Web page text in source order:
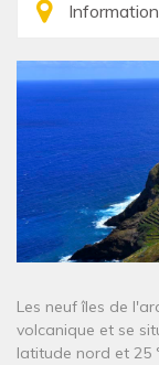
Les neuf îles de
volcanique et se
latitude nord et 25